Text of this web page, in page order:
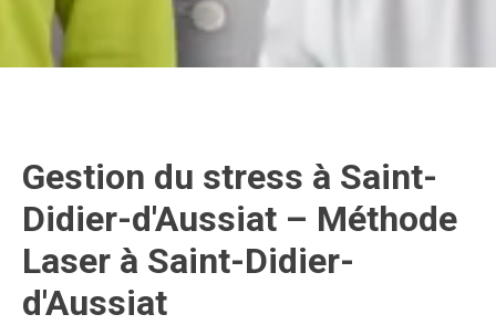
Gestion du stress à Saint-
Didier-d'Aussiat – Méthode
Laser à Saint-Didier-
d'Aussiat